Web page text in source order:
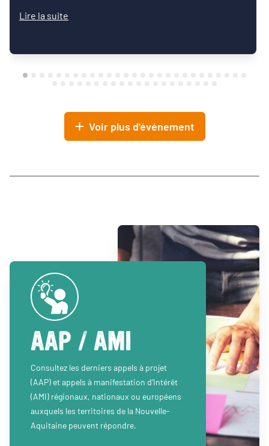
Lire la suite
Voir plus d'événement
AAP / AMI
Consultez les derniers appels à projet
(AAP) et appels à manifestation d’Intérêt
(AMI) régionaux, nationaux ou européens
auxquels les territoires de la Nouvelle-
Aquitaine peuvent répondre.